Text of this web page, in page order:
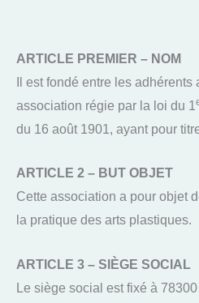
ARTICLE PREMIER – NOM
Il est fondé entre les
association régie par la loi du 1
du 16 août 1901, ayant pour
ARTICLE 2 – BUT OBJET
Cette association a pour objet
la pratique des arts plastiques.
ARTICLE 3 – SIÈGE SOCIAL
Le siège social est fixé à